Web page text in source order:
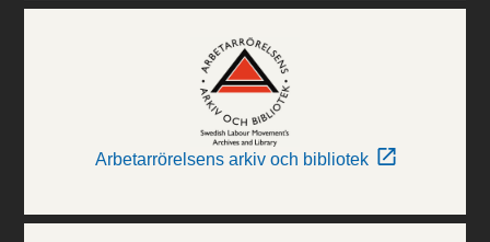
Arbetarrörelsens arkiv och bibliotek